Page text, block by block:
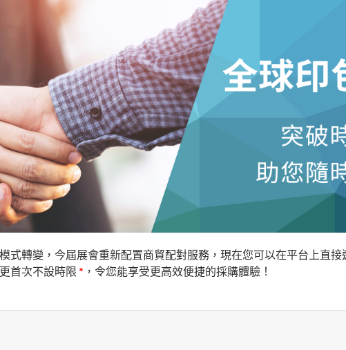
式轉變，今屆展會重新配置商貿配對服務，現在您可以在平台上直
首次不設時限 * ，令您能享受更高效便捷的採購體驗！